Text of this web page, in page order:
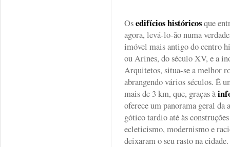
Osedifícios históricosque
agora, levá-lo-ão numa
imóvel mais antigo do centro
ou Arines, do século XV, e a
Arquitetos, situa-se a melhor
abrangendo vários séculos. É
mais de 3 km, que, graças à
oferece um panorama geral
gótico tardio até às
ecleticismo, modernismo e
deixaram o seu rasto na cidade.